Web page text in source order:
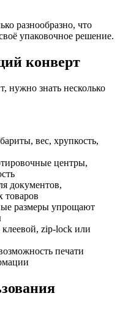
разнообразно, что
упаковочное решение.
конверт
нужно знать несколько
вес, хрупкость,
центры,
документов,
товаров
размеры упрощают
zip-lock или
печати